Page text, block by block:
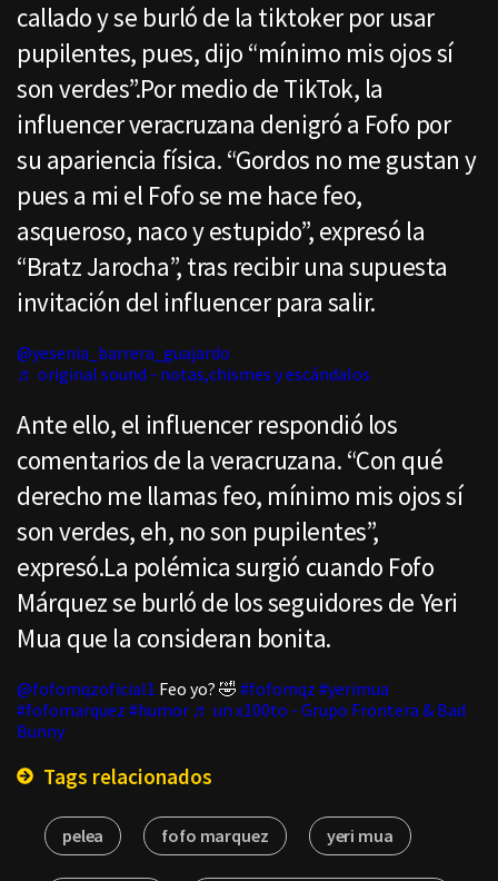
callado y se burló de la tiktoker por usar
pupilentes, pues, dijo “mínimo mis ojos sí
son verdes”.Por medio de TikTok, la
influencer veracruzana denigró a Fofo por
su apariencia física. “Gordos no me gustan y
pues a mi el Fofo se me hace feo,
asqueroso, naco y estupido”, expresó la
“Bratz Jarocha”, tras recibir una supuesta
invitación del influencer para salir.
@yesenia_barrera_guajardo
♬ original sound - notas,chismes y escándalos
Ante ello, el influencer respondió los
comentarios de la veracruzana. “Con qué
derecho me llamas feo, mínimo mis ojos sí
son verdes, eh, no son pupilentes”,
expresó.La polémica surgió cuando Fofo
Márquez se burló de los seguidores de Yeri
Mua que la consideran bonita.
@fofomqzoficial1 Feo yo? 🤣 #fofomqz #yerimua
#fofomarquez #humor ♬ un x100to - Grupo Frontera & Bad
Bunny
Tags relacionados
pelea fofo marquez yeri mua